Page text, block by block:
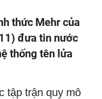
thức Mehr của
đưa tin nước
thống tên lửa
tập trận quy mô